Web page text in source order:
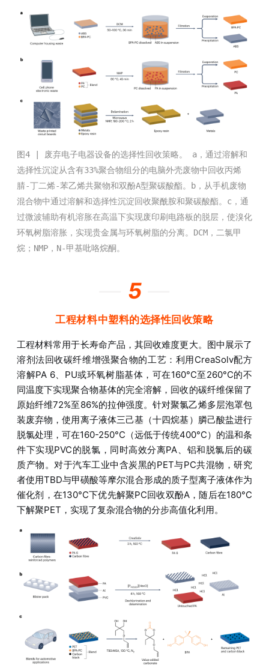
图4 | 废弃电子电器设备的选择性回收策略。 a，通过溶解和
选择性沉淀从含有33%聚合物组分的电脑外壳废物中回收丙烯
腈-丁二烯-苯乙烯共聚物和双酚A型聚碳酸酯。b，从手机废物
混合物中通过溶解和选择性沉淀回收聚酰胺和聚碳酸酯。c，通
过微波辅助有机溶胀在高温下实现废印刷电路板的脱层，使溴化
环氧树脂溶胀，实现贵金属与环氧树脂的分离。DCM，二氯甲
烷；NMP，N-甲基吡咯烷酮。
5
工程材料中塑料的选择性回收策略
工程材料常用于长寿命产品，其回收难度更大。图中展示了
溶剂法回收碳纤维增强聚合物的工艺：利用CreaSolv配方
溶解PA 6、PU或环氧树脂基体，可在160°C至260°C的不
同温度下实现聚合物基体的完全溶解，回收的碳纤维保留了
原始纤维72%至86%的拉伸强度。针对聚氯乙烯多层泡罩包
装废弃物，使用离子液体三己基（十四烷基）膦己酸盐进行
脱氯处理，可在160-250°C（远低于传统400°C）的温和条
件下实现PVC的脱氯，同时高效分离PA、铝和脱氯后的碳
质产物。对于汽车工业中含炭黑的PET与PC共混物，研究
者使用TBD与甲磺酸等摩尔混合形成的质子型离子液体作为
催化剂，在130°C下优先解聚PC回收双酚A，随后在180°C
下解聚PET，实现了复杂混合物的分步高值化利用。